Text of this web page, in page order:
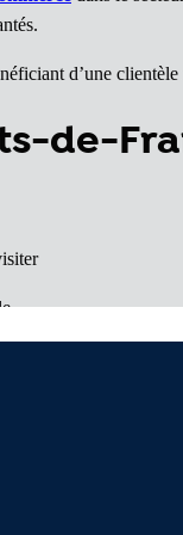
d’une clientèle
de-